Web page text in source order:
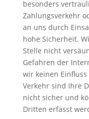
besonders
Zahlungsverkehr
an uns durch
hohe Sicherheit.
Stelle nicht
Gefahren der
wir keinen
Verkehr sind Ihre
nicht sicher und
Dritten erfasst